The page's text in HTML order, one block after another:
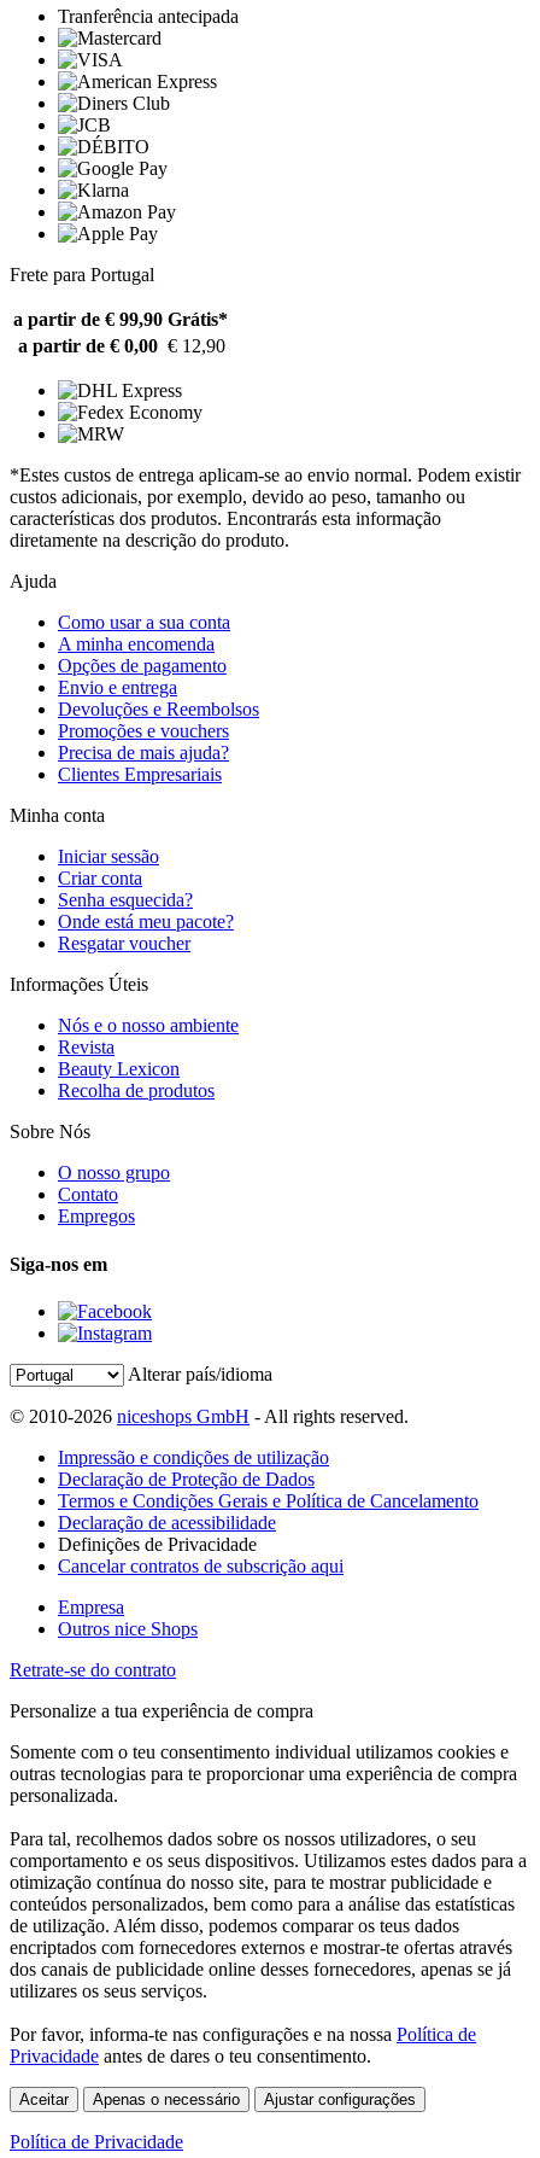
Tranferência antecipada
Frete para Portugal
a partir de € 99,90 Grátis*
a partir de € 0,00 € 12,90
*Estes custos de entrega aplicam-se ao envio normal. Podem existir
custos adicionais, por exemplo, devido ao peso, tamanho ou
características dos produtos. Encontrarás esta informação
diretamente na descrição do produto.
Ajuda
Como usar a sua conta
A minha encomenda
Opções de pagamento
Envio e entrega
Devoluções e Reembolsos
Promoções e vouchers
Precisa de mais ajuda?
Clientes Empresariais
Minha conta
Iniciar sessão
Criar conta
Senha esquecida?
Onde está meu pacote?
Resgatar voucher
Informações Úteis
Nós e o nosso ambiente
Revista
Beauty Lexicon
Recolha de produtos
Sobre Nós
O nosso grupo
Contato
Empregos
Siga-nos em
Alterar país/idioma
© 2010-2026 niceshops GmbH - All rights reserved.
Impressão e condições de utilização
Declaração de Proteção de Dados
Termos e Condições Gerais e Política de Cancelamento
Declaração de acessibilidade
Definições de Privacidade
Cancelar contratos de subscrição aqui
Empresa
Outros nice Shops
Retrate-se do contrato
Personalize a tua experiência de compra
Somente com o teu consentimento individual utilizamos cookies e
outras tecnologias para te proporcionar uma experiência de compra
personalizada.
Para tal, recolhemos dados sobre os nossos utilizadores, o seu
comportamento e os seus dispositivos. Utilizamos estes dados para a
otimização contínua do nosso site, para te mostrar publicidade e
conteúdos personalizados, bem como para a análise das estatísticas
de utilização. Além disso, podemos comparar os teus dados
encriptados com fornecedores externos e mostrar-te ofertas através
dos canais de publicidade online desses fornecedores, apenas se já
utilizares os seus serviços.
Por favor, informa-te nas configurações e na nossa Política de
Privacidade antes de dares o teu consentimento.
Aceitar Apenas o necessário Ajustar configurações
Política de Privacidade